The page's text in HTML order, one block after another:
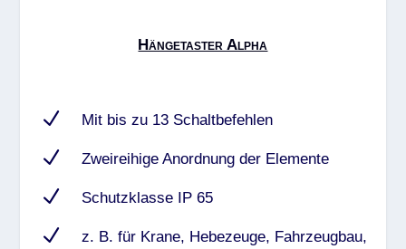
Hängetaster Alpha
N Mit bis zu 13 Schaltbefehlen
N Zweireihige Anordnung der Elemente
N Schutzklasse IP 65
N
z. B. für Krane, Hebezeuge, Fahrzeugbau,